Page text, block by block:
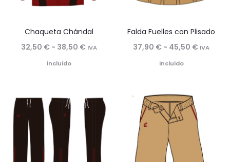
Chaqueta Chándal
32,50 € - 38,50 €Rango
32,50 €
hasta
38,50 €
IVA
incluido
Falda Fuelles con Plisado
37,90 € - 45,50 € Rango
hasta
45,50 €
IVA
incluido